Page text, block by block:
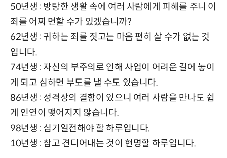
50년생 : 방탕한 생활 속에 여러 사람에게 피해를 주니 이
죄를 어찌 면할 수가 있겠습니까?
62년생 : 귀하는 죄를 짓고는 마음 편히 살 수가 없는 것
입니다.
74년생 : 자신의 부주의로 인해 사업이 어려운 길에 놓이
게 되고 심하면 부도를 낼 수도 있습니다.
86년생 : 성격상의 결함이 있으니 여러 사람을 만나도 쉽
게 인연이 맺어지지 않습니다.
98년생 : 심기일전해야 할 하루입니다.
10년생 : 참고 견디어내는 것이 현명할 하루입니다.